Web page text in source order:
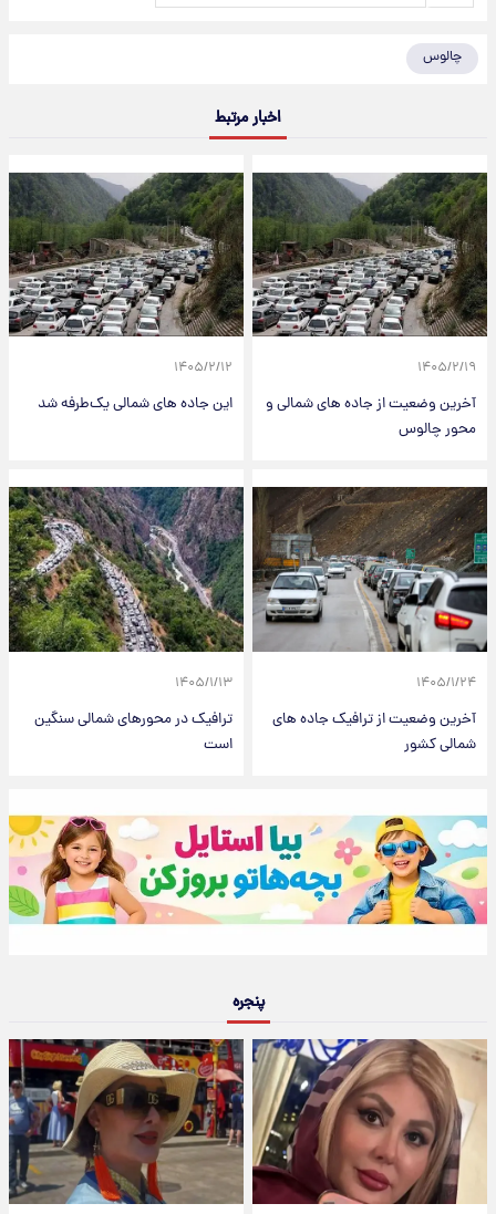
چالوس
اخبار مرتبط
۱۴۰۵/۲/۱۹
آخرین وضعیت از جاده های شمالی و
محور چالوس
۱۴۰۵/۲/۱۲
این جاده های شمالی یک‌طرفه شد
۱۴۰۵/۱/۲۴
آخرین وضعیت از ترافیک جاده های
شمالی کشور
۱۴۰۵/۱/۱۳
ترافیک در محورهای شمالی سنگین
است
پنجره